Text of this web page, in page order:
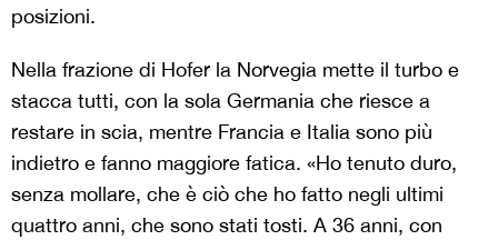
posizioni.
Nella frazione di Hofer la Norvegia mette il turbo e
stacca tutti, con la sola Germania che riesce a
restare in scia, mentre Francia e Italia sono più
indietro e fanno maggiore fatica. «Ho tenuto duro,
senza mollare, che è ciò che ho fatto negli ultimi
quattro anni, che sono stati tosti. A 36 anni, con